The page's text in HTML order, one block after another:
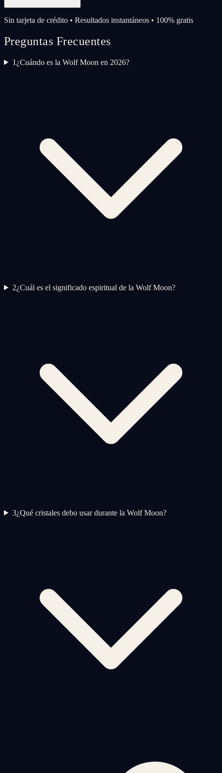
Sin tarjeta de crédito • Resultados instantáneos • 100% gratis
Preguntas Frecuentes
1 ¿Cuándo es la Wolf Moon en 2026?
2¿Cuál es el significado espiritual de la Wolf Moon?
3¿Qué cristales debo usar durante la Wolf Moon?